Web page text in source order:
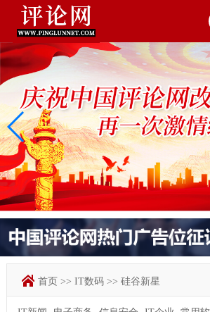
首页 >> IT数码 >> 硅谷新星